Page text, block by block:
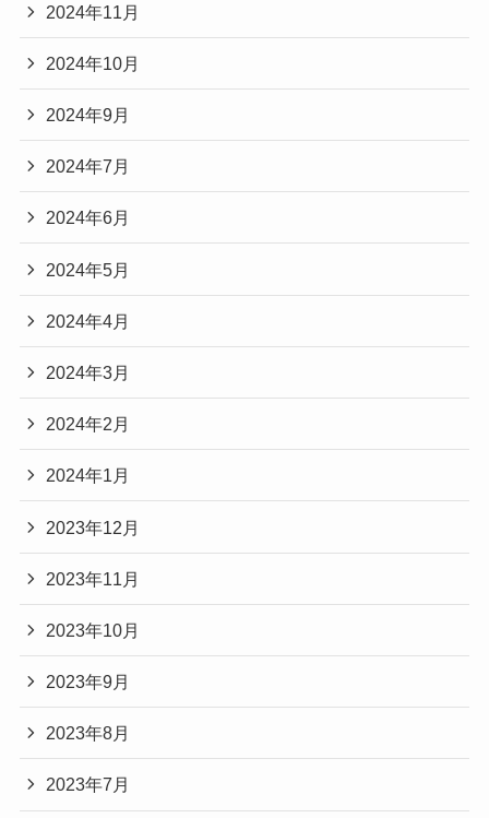
2024年11月
2024年10月
2024年9月
2024年7月
2024年6月
2024年5月
2024年4月
2024年3月
2024年2月
2024年1月
2023年12月
2023年11月
2023年10月
2023年9月
2023年8月
2023年7月